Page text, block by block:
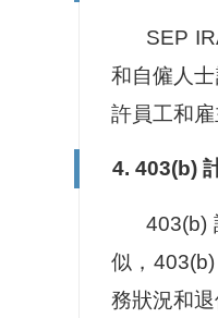
SEP
和自僱人
許員工和
4. 403(b)
403(b)
似，
務狀況和退